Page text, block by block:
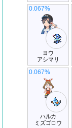
ヨウ
アシマリ
0.067%
ハルカ
ミズゴロウ
0.067%